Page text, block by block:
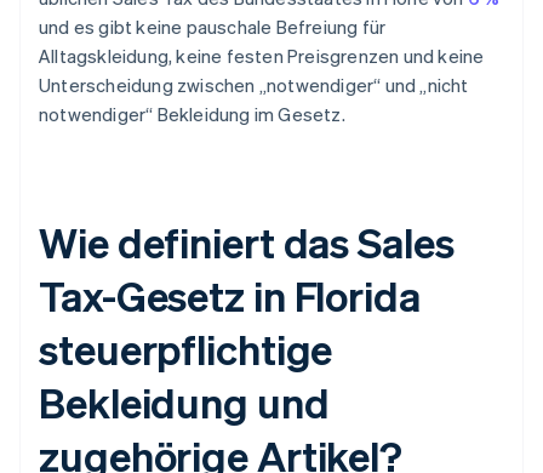
und es gibt keine pauschale Befreiung für
Alltagskleidung, keine festen Preisgrenzen und keine
Unterscheidung zwischen „notwendiger“ und „nicht
notwendiger“ Bekleidung im Gesetz.
Wie definiert das Sales
Tax-Gesetz in Florida
steuerpflichtige
Bekleidung und
zugehörige Artikel?